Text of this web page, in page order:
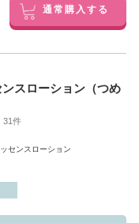
通常購入する
スローション（つめ
31件
ンスローション